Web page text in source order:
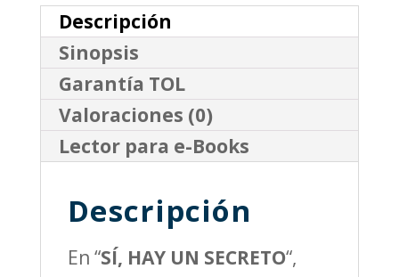
Descripción
Sinopsis
Garantía TOL
Valoraciones (0)
Lector para e-Books
Descripción
En “SÍ, HAY UN SECRETO“,